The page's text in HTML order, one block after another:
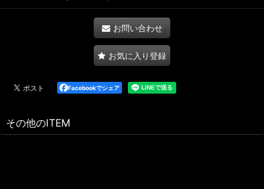
お問い合わせ
お気に入り登録
Facebookでシェア
その他のITEM